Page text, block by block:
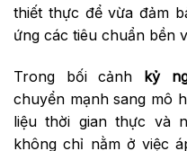
thiết thực để vừa đảm
ứng các tiêu chuẩn bền
Trong bối cảnh kỷ
chuyển mạnh sang mô
liệu thời gian thực và
không chỉ nằm ở việc